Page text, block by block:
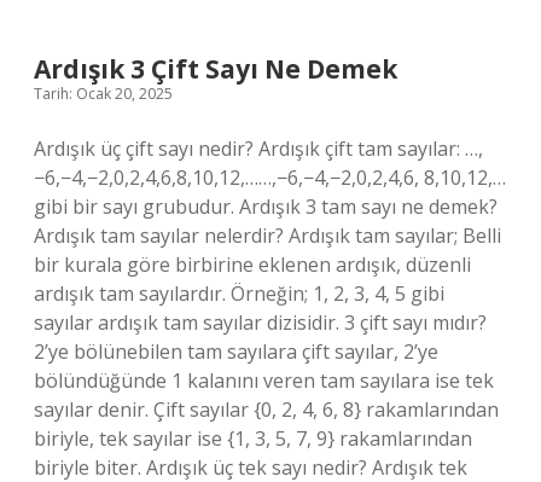
Ardışık 3 Çift Sayı Ne Demek
Tarih: Ocak 20, 2025
Ardışık üç çift sayı nedir? Ardışık çift tam sayılar: …,
−6,−4,−2,0,2,4,6,8,10,12,……,−6,−4,−2,0,2,4,6, 8,10,12,…
gibi bir sayı grubudur. Ardışık 3 tam sayı ne demek?
Ardışık tam sayılar nelerdir? Ardışık tam sayılar; Belli
bir kurala göre birbirine eklenen ardışık, düzenli
ardışık tam sayılardır. Örneğin; 1, 2, 3, 4, 5 gibi
sayılar ardışık tam sayılar dizisidir. 3 çift sayı mıdır?
2’ye bölünebilen tam sayılara çift sayılar, 2’ye
bölündüğünde 1 kalanını veren tam sayılara ise tek
sayılar denir. Çift sayılar {0, 2, 4, 6, 8} rakamlarından
biriyle, tek sayılar ise {1, 3, 5, 7, 9} rakamlarından
biriyle biter. Ardışık üç tek sayı nedir? Ardışık tek